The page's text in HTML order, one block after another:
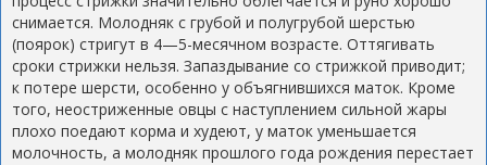
снимается. Молодняк с грубой и полугрубой шерстью
(поярок) стригут в 4—5-месячном возрасте. Оттягивать
сроки стрижки нельзя. Запаздывание со стрижкой приводит;
к потере шерсти, особенно у объягнившихся маток. Кроме
того, неостриженные овцы с наступлением сильной жары
плохо поедают корма и худеют, у маток уменьшается
молочность, а молодняк прошлого года рождения перестает